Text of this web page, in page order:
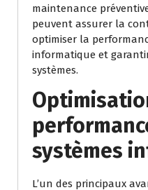
maintenance
peuvent assurer la
optimiser la
informatique et
systèmes.
systèmes
L’un des principaux